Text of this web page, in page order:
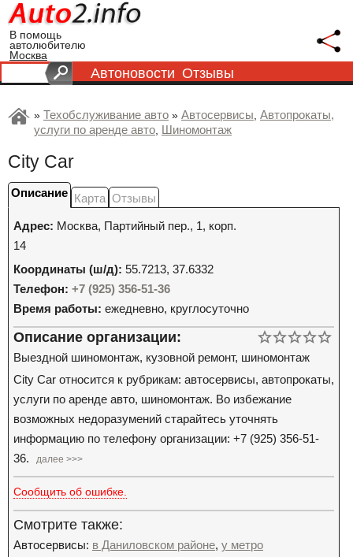
В помощь
автолюбителю
Москва
Автоновости Отзывы
» Техобслуживание авто » Автосервисы, Автопрокаты,
услуги по аренде авто, Шиномонтаж
City Car
Описание Карта Отзывы
Адрес: Москва, Партийный пер., 1, корп.
14
Координаты (ш/д): 55.7213, 37.6332
Телефон: +7 (925) 356-51-36
Время работы: ежедневно, круглосуточно
Описание организации:
Выездной шиномонтаж, кузовной ремонт, шиномонтаж
City Car относится к рубрикам: автосервисы, автопрокаты,
услуги по аренде авто, шиномонтаж. Во избежание
возможных недоразумений старайтесь уточнять
информацию по телефону организации: +7 (925) 356-51-
36.
далее >>>
Сообщить об ошибке.
Смотрите также:
Автосервисы: в Даниловском районе, у метро